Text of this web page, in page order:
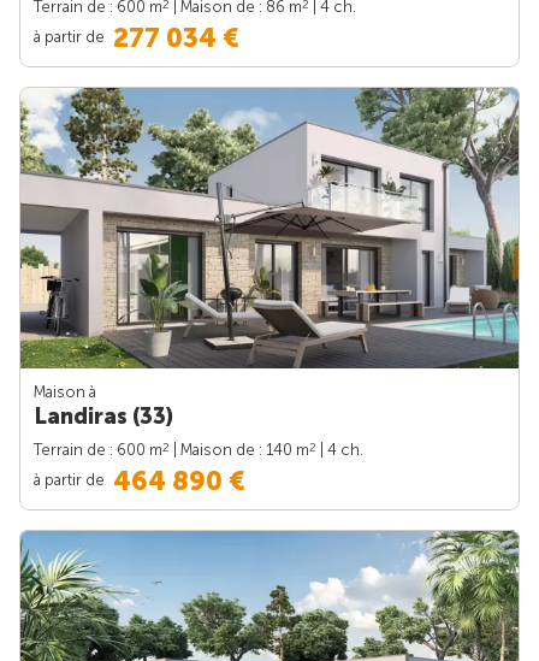
Terrain de : 600 m2 | Maison de : 86 m2
| 4 ch.
à partir de 277 034 €
Maison à
Landiras (33)
Terrain de : 600 m2 | Maison de : 140 m2
| 4 ch.
à partir de 464 890 €